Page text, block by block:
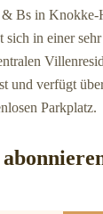
Bs in Knokke-
in einer
und verfügt
Parkplatz.